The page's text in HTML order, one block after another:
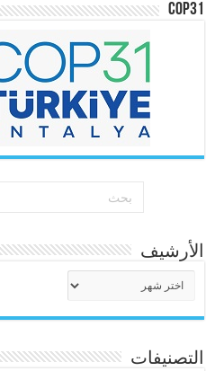
COP31
الأرشيف
التصنيفات